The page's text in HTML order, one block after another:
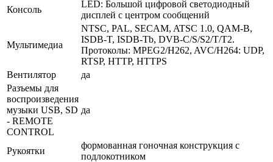
Консоль
LED: Большой цифровой светодиодный
дисплей с центром сообщений
Мультимедиа
NTSC, PAL, SECAM, ATSC 1.0, QAM-B,
ISDB-T, ISDB-Tb, DVB-C/S/S2/T/T2.
Протоколы: MPEG2/H262, AVC/H264: UDP,
RTSP, HTTP, HTTPS
Вентилятор
да
Разъемы для
воспроизведения
музыки USB, SD
- REMOTE
CONTROL
да
Рукоятки
формованная гоночная конструкция с
подлокотником